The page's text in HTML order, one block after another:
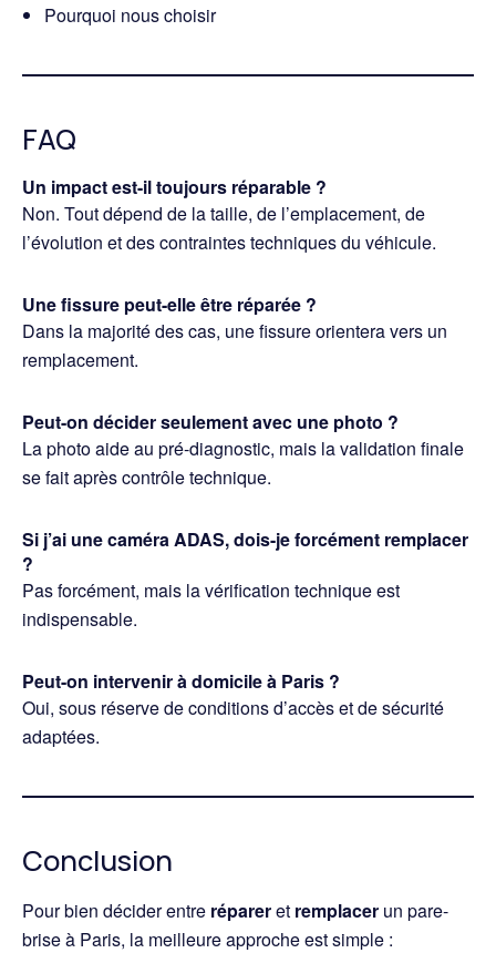
Pourquoi nous choisir
FAQ
Un impact est-il toujours réparable ?
Non. Tout dépend de la taille, de l’emplacement, de
l’évolution et des contraintes techniques du véhicule.
Une fissure peut-elle être réparée ?
Dans la majorité des cas, une fissure orientera vers un
remplacement.
Peut-on décider seulement avec une photo ?
La photo aide au pré-diagnostic, mais la validation finale
se fait après contrôle technique.
Si j’ai une caméra ADAS, dois-je forcément remplacer
?
Pas forcément, mais la vérification technique est
indispensable.
Peut-on intervenir à domicile à Paris ?
Oui, sous réserve de conditions d’accès et de sécurité
adaptées.
Conclusion
Pour bien décider entre répareret remplacer un pare-
brise à Paris, la meilleure approche est simple :